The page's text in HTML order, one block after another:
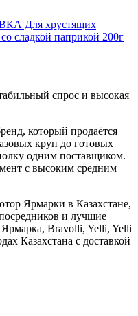
Для хрустящих
сладкой паприкой 200г
спрос и высокая
который продаётся
круп до готовых
одним поставщиком.
с высоким средним
Ярмарки в Казахстане,
и лучшие
Bravolli, Yelli, Yelli
Казахстана с доставкой